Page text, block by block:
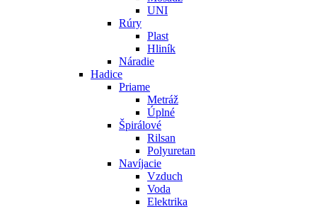
UNI
Rúry
Plast
Hliník
Náradie
Hadice
Priame
Metráž
Úplné
Špirálové
Rilsan
Polyuretan
Navíjacie
Vzduch
Voda
Elektrika